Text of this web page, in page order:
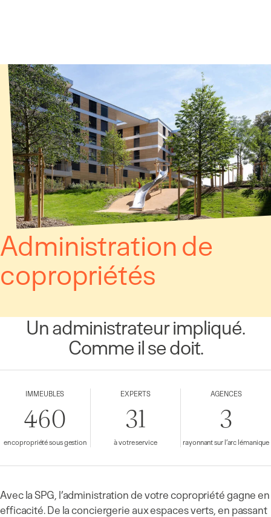
Administration de
copropriétés
Un administrateur impliqué.
Comme il se doit.
IMMEUBLES
460
en copropriété sous gestion
EXPERTS
31
à votre service
AGENCES
3
rayonnant sur l’arc lémanique
Avec la SPG, l’administration de votre copropriété gagne en
efficacité. De la conciergerie aux espaces verts, en passant